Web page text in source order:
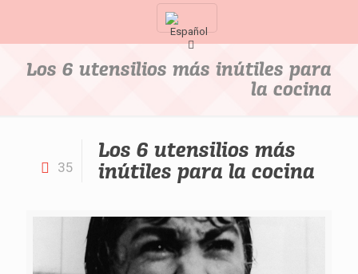
Los 6 utensilios más inútiles para
la cocina
35
Los 6 utensilios más
inútiles para la cocina